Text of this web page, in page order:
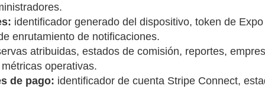
identificador generado del dispositivo, token de
enrutamiento de notificaciones.
atribuidas, estados de comisión, reportes,
operativas.
de pago: identificador de cuenta Stripe Connect,